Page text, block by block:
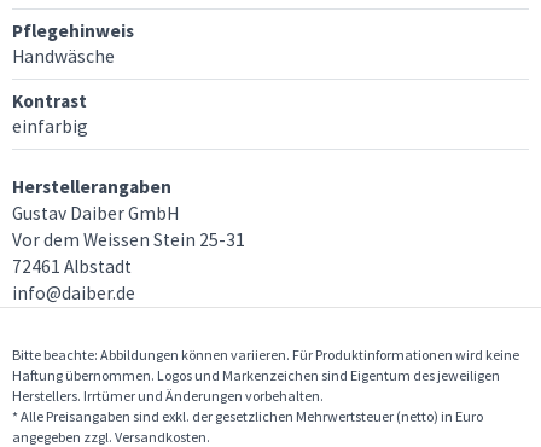
Pflegehinweis
Handwäsche
Kontrast
einfarbig
Herstellerangaben
Gustav Daiber GmbH
Vor dem Weissen Stein 25-31
72461 Albstadt
info@daiber.de
Bitte beachte: Abbildungen können variieren. Für Produktinformationen wird keine
Haftung übernommen. Logos und Markenzeichen sind Eigentum des jeweiligen
Herstellers. Irrtümer und Änderungen vorbehalten.
* Alle Preisangaben sind exkl. der gesetzlichen Mehrwertsteuer (netto) in Euro
angegeben zzgl. Versandkosten.